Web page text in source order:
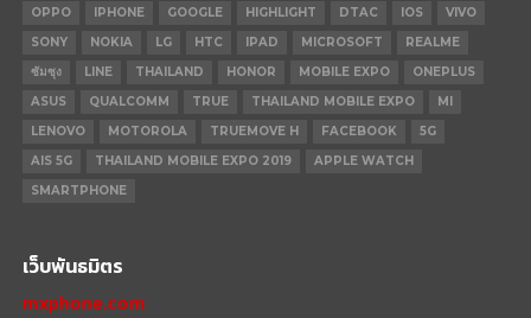
OPPO
IPHONE GOOGLE HIGHLIGHT DTAC IOS
VIVO
SONY
NOKIA LG HTC IPAD MICROSOFT
REALME
ซัมซุง
LINE THAILAND HONOR MOBILE EXPO
ONEPLUS
ASUS
QUALCOMM TRUE THAILAND MOBILE EXPO
MI
LENOVO
MOTOROLA TRUEMOVE H FACEBOOK
5G
AIS 5G
THAILAND MOBILE EXPO 2019
APPLE WATCH
SMARTPHONE
เว็บพันธมิตร
mxphone.com